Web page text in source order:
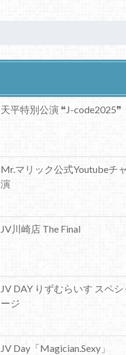
天平特別公演 ❝J-code2025❞
Mr.マリック公式Youtubeチ
演
JV川崎店 The Final
JV DAY りずむらいす スペ
ージ
JV Day「Magician.Sexy」